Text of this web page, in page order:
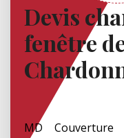
Devis
fenêtre
MD